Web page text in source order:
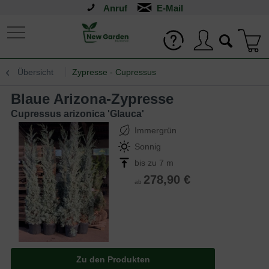
Anruf
Übersicht Zypresse - Cupressus
Blaue Arizona-Zypresse
Cupressus arizonica 'Glauca'
Immergrün
Sonnig
bis zu 7 m
ab 278,90 €
Zu den Produkten